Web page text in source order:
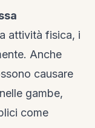
attività fisica, i
Anche
causare
gambe,
come